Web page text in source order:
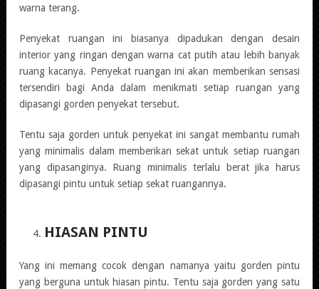
warna terang.
Penyekat ruangan ini biasanya dipadukan dengan desain
interior yang ringan dengan warna cat putih atau lebih banyak
ruang kacanya. Penyekat ruangan ini akan memberikan sensasi
tersendiri bagi Anda dalam menikmati setiap ruangan yang
dipasangi gorden penyekat tersebut.
Tentu saja gorden untuk penyekat ini sangat membantu rumah
yang minimalis dalam memberikan sekat untuk setiap ruangan
yang dipasanginya. Ruang minimalis terlalu berat jika harus
dipasangi pintu untuk setiap sekat ruangannya.
HIASAN PINTU
Yang ini memang cocok dengan namanya yaitu gorden pintu
yang berguna untuk hiasan pintu. Tentu saja gorden yang satu